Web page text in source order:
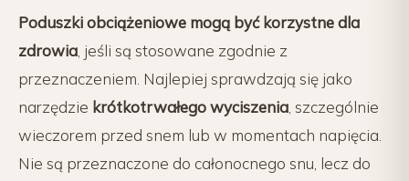
Poduszki obciążeniowe mogą być korzystne dla
zdrowia, jeśli są stosowane zgodnie z
przeznaczeniem. Najlepiej sprawdzają się jako
narzędzie krótkotrwałego wyciszenia, szczególnie
wieczorem przed snem lub w momentach napięcia.
Nie są przeznaczone do całonocnego snu, lecz do